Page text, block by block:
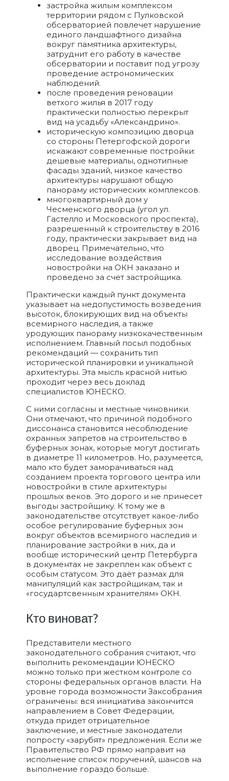
застройка жилым комплексом
территории рядом с Пулковской
обсерваторией повлечет нарушение
единого ландшафтного дизайна
вокруг памятника архитектуры,
затруднит его работу в качестве
обсерватории и поставит под угрозу
проведение астрономических
наблюдений.
после проведения реновации
ветхого жилья в 2017 году
практически полностью перекрыт
вид на усадьбу «Александрино».
историческую композицию дворца
со стороны Петергофской дороги
искажают современные постройки:
дешевые материалы, однотипные
фасады зданий, низкое качество
архитектуры нарушают общую
панораму исторических комплексов.
многоквартирный дом у
Чесменского дворца (угол ул.
Гастелло и Московского проспекта),
разрешенный к строительству в 2016
году, практически закрывает вид на
дворец. Примечательно, что
исследование воздействия
новостройки на ОКН заказано и
проведено за счет застройщика.
Практически каждый пункт документа
указывает на недопустимость возведения
высоток, блокирующих вид на объекты
всемирного наследия, а также
уродующих панораму низкокачественным
исполнением. Главный посыл подобных
рекомендаций — сохранить тип
исторической планировки и уникальной
архитектуры. Эта мысль красной нитью
проходит через весь доклад
специалистов ЮНЕСКО.
С ними согласны и местные чиновники.
Они отмечают, что причиной подобного
диссонанса становится несоблюдение
охранных запретов на строительство в
буферных зонах, которые могут достигать
в диаметре 11 километров. Но, разумеется,
мало кто будет заморачиваться над
созданием проекта торгового центра или
новостройки в стиле архитектуры
прошлых веков. Это дорого и не принесет
выгоды застройщику. К тому же в
законодательстве отсутствует какое-либо
особое регулирование буферных зон
вокруг объектов всемирного наследия и
планирование застройки в них, да и
вообще исторический центр Петербурга
в документах не закреплен как объект с
особым статусом. Это даёт размах для
манипуляций как застройщикам, так и
«государтсвенным хранителям» ОКН.
Кто виноват?
Представители местного
законодательного собрания считают, что
выполнить рекомендации ЮНЕСКО
можно только при жестком контроле со
стороны федеральных органов власти. На
уровне города возможности Заксобрания
ограничены: вся инициатива закончится
направлением в Совет Федерации,
откуда придет отрицательное
заключение, и местные законодатели
попросту «зарубят» предложения. Если же
Правительство РФ прямо направит на
исполнение список поручений, шансов на
выполнение гораздо больше.